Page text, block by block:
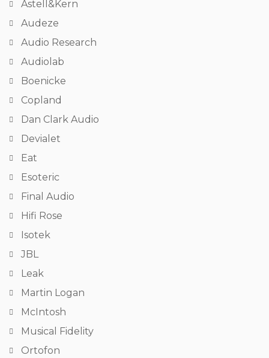
Astell&Kern
Audeze
Audio Research
Audiolab
Boenicke
Copland
Dan Clark Audio
Devialet
Eat
Esoteric
Final Audio
Hifi Rose
Isotek
JBL
Leak
Martin Logan
McIntosh
Musical Fidelity
Ortofon